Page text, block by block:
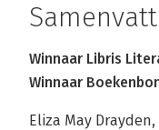
Winnaar Libris
Winnaar
Eliza May